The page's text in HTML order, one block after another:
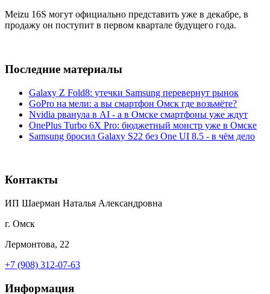
Meizu 16S могут официально представить уже в декабре, в
продажу он поступит в первом квартале будущего года.
Последние материалы
Galaxy Z Fold8: утечки Samsung перевернут рынок
GoPro на мели: а вы смартфон Омск где возьмёте?
Nvidia рванула в AI - а в Омске смартфоны уже ждут
OnePlus Turbo 6X Pro: бюджетный монстр уже в Омске
Samsung бросил Galaxy S22 без One UI 8.5 - в чём дело
Контакты
ИП Шаерман Наталья Александровна
г. Омск
Лермонтова, 22
+7 (908) 312-07-63
Информация